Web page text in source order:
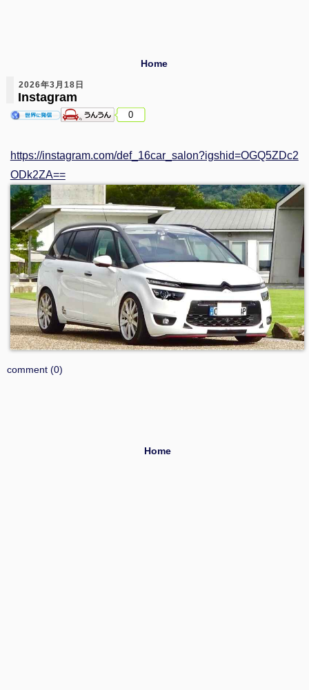
Home
2026年3月18日
Instagram
0
https://instagram.com/def_16car_salon?igshid=OGQ5ZDc2
ODk2ZA==
comment (0)
Home